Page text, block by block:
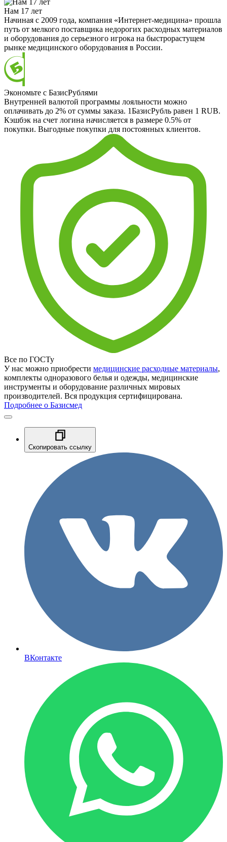
Нам 17 лет
Начиная с 2009 года, компания «Интернет-медицина» прошла
путь от мелкого поставщика недорогих расходных материалов
и оборудования до серьезного игрока на быстрорастущем
рынке медицинского оборудования в России.
Экономьте с БазисРублями
Внутренней валютой программы лояльности можно
оплачивать до 2% от суммы заказа. 1БазисРубль равен 1 RUB.
Кэшбэк на счет логина начисляется в размере 0.5% от
покупки. Выгодные покупки для постоянных клиентов.
Все по ГОСТу
У нас можно приобрести медицинские расходные материалы,
комплекты одноразового белья и одежды, медицинские
инструменты и оборудование различных мировых
производителей. Вся продукция сертифицирована.
Подробнее о Базисмед
Скопировать ссылку
ВКонтакте